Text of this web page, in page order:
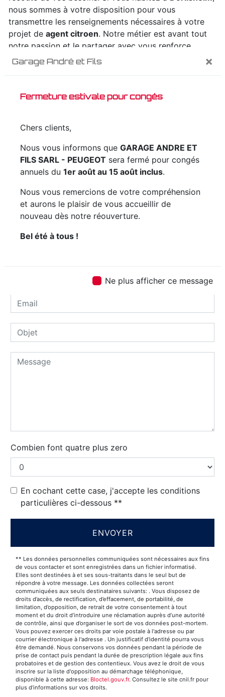
Garage André et Fils ×
Fermeture estivale pour congés
Chers clients,
Nous vous informons que GARAGE ANDRE ET
FILS SARL - PEUGEOT sera fermé pour congés
annuels du 1er août au 15 août inclus.
Nous vous remercions de votre compréhension
et aurons le plaisir de vous accueillir de
nouveau dès notre réouverture.
Bel été à tous !
Ne plus afficher ce message
nous sommes à votre disposition pour vous
transmettre les renseignements nécessaires à votre
projet de agent citroen. Notre métier est avant tout
notre passion et le partager avec vous renforce
encore plus notre désir de réussir. Toute notre équipe
EN SAVOIR PLUS
Contactez nous
Combien font quatre plus zero
En cochant cette case, j'accepte les conditions
particulières ci-dessous **
ENVOYER
** Les données personnelles communiquées sont nécessaires aux fins
de vous contacter et sont enregistrées dans un fichier informatisé.
Elles sont destinées à et ses sous-traitants dans le seul but de
répondre à votre message. Les données collectées seront
communiquées aux seuls destinataires suivants: . Vous disposez de
droits d’accès, de rectification, d’effacement, de portabilité, de
limitation, d’opposition, de retrait de votre consentement à tout
moment et du droit d’introduire une réclamation auprès d’une autorité
de contrôle, ainsi que d’organiser le sort de vos données post-mortem.
Vous pouvez exercer ces droits par voie postale à l'adresse ou par
courrier électronique à l'adresse . Un justificatif d'identité pourra vous
être demandé. Nous conservons vos données pendant la période de
prise de contact puis pendant la durée de prescription légale aux fins
probatoires et de gestion des contentieux. Vous avez le droit de vous
inscrire sur la liste d'opposition au démarchage téléphonique,
disponible à cette adresse: Bloctel.gouv.fr. Consultez le site cnil.fr pour
plus d’informations sur vos droits.